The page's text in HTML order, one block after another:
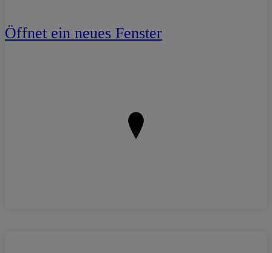
Öffnet ein neues Fenster